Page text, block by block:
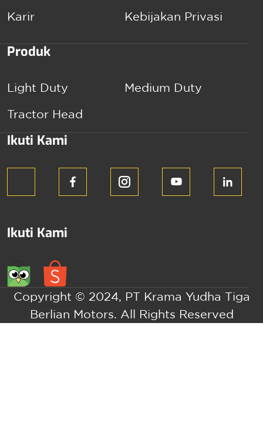
Karir
Kebijakan Privasi
Produk
Light Duty
Medium Duty
Tractor Head
Ikuti Kami
Ikuti Kami
Copyright © 2024, PT Krama Yudha Tiga
Berlian Motors. All Rights Reserved